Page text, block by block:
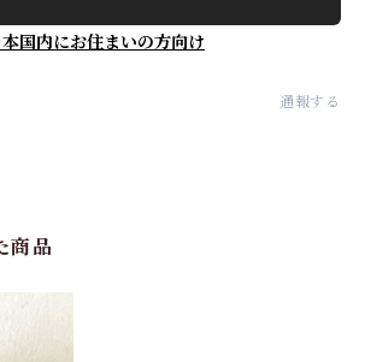
本国内にお住まいの方向け
通報する
商品